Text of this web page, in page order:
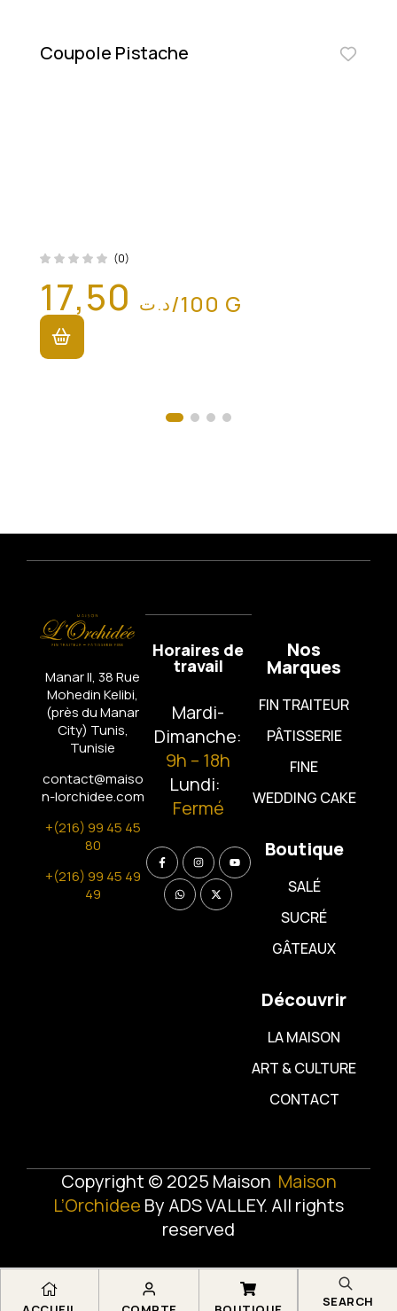
Coupole Pistache
(0)
د.ت/100 G
SEARCH
Manar II, 38 Rue
Mohedin Kelibi,
(près du Manar
City) Tunis,
Tunisie
contact@maiso
n-lorchidee.com
+(216) 99 45 45
80
+(216) 99 45 49
49
Nos
Marques
FIN TRAITEUR
PÂTISSERIE
FINE
WEDDING CAKE
Boutique
SALÉ
SUCRÉ
GÂTEAUX
Découvrir
LA MAISON
ART & CULTURE
CONTACT
Horaires de
travail
Mardi-
Dimanche:
9h – 18h
Lundi:
Fermé
Copyright © 2025 Maison Maison
L’Orchidee By ADS VALLEY. All rights
reserved